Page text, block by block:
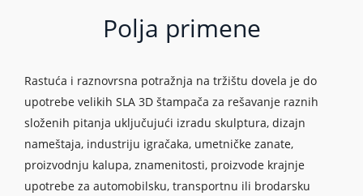
Polja primene
Rastuća i raznovrsna potražnja na tržištu dovela je do
upotrebe velikih SLA 3D štampača za rešavanje raznih
složenih pitanja uključujući izradu skulptura, dizajn
nameštaja, industriju igračaka, umetničke zanate,
proizvodnju kalupa, znamenitosti, proizvode krajnje
upotrebe za automobilsku, transportnu ili brodarsku